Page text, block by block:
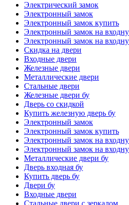
Электрический замок
Электронный замок
Электронный замок купить
Электронный замок на
Электронный замок на
Скидка на двери
Входные двери
Железные двери
Металлические двери
Стальные двери
Железные двери бу
Дверь со скидкой
Купить железную дверь бу
Электронный замок
Электронный замок купить
Электронный замок на
Электронный замок на
Металлические двери бу
Дверь входная бу
Купить дверь бу
Двери бу
Входные двери